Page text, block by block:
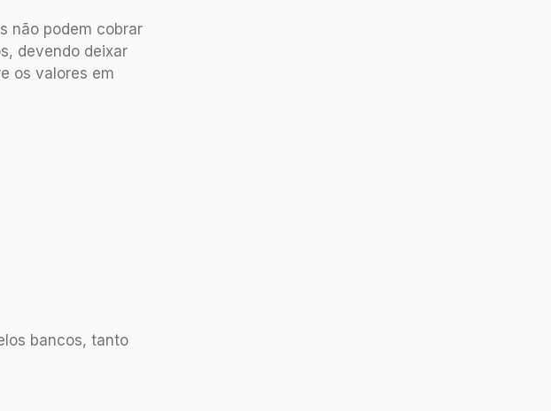
não podem cobrar
devendo deixar
os valores em
bancos, tanto